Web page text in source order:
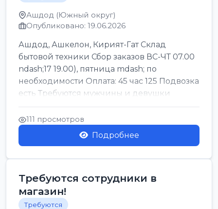
Ашдод (Южный округ)
Опубликовано: 19.06.2026
Ашдод, Ашкелон, Кирият-Гат Склад
бытовой техники Сбор заказов ВС-ЧТ 07.00
ndash;17 19.00), пятница mdash; по
необходимости Оплата: 45 час 125 Подвозка
есть Требуются мужчины и девушки
Только официальн...
111 просмотров
Подробнее
Требуются сотрудники в
магазин!
Требуются